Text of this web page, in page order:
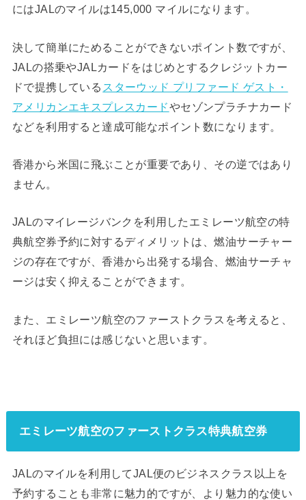
にはJALのマイルは145,000 マイルになります。
決して簡単にためることができないポイント数ですが、
JALの搭乗やJALカードをはじめとするクレジットカー
ドで提携している スターウッド プリファード ゲスト・
アメリカンエキスプレスカードやセゾンプラチナカード
などを利用すると達成可能なポイント数になります。
香港から米国に飛ぶことが重要であり、その逆ではあり
ません。
JALのマイレージバンクを利用したエミレーツ航空の特
典航空券予約に対するディメリットは、燃油サーチャー
ジの存在ですが、香港から出発する場合、燃油サーチャ
ージは安く抑えることができます。
また、エミレーツ航空のファーストクラスを考えると、
それほど負担には感じないと思います。
エミレーツ航空のファーストクラス特典航空券
JALのマイルを利用してJAL便のビジネスクラス以上を
予約することも非常に魅力的ですが、より魅力的な使い